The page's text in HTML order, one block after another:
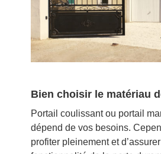
Bien choisir le matériau
Portail coulissant ou portail
dépend de vos besoins.
profiter pleinement et